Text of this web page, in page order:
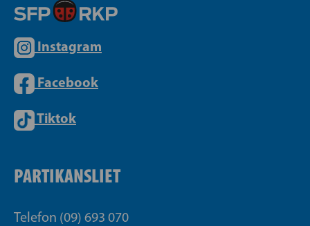
Instagram
Facebook
Tiktok
PARTIKANSLIET
Telefon (09) 693 070